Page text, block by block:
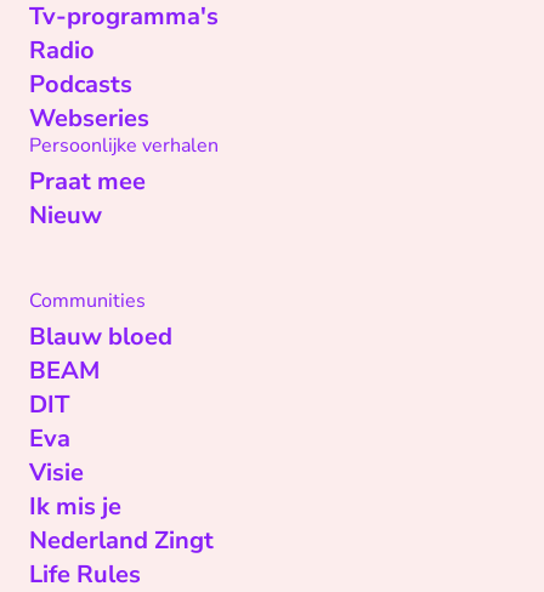
Tv-programma's
Radio
Podcasts
Webseries
Persoonlijke verhalen
Praat mee
Nieuw
Communities
Blauw bloed
BEAM
DIT
Eva
Visie
Ik mis je
Nederland Zingt
Life Rules